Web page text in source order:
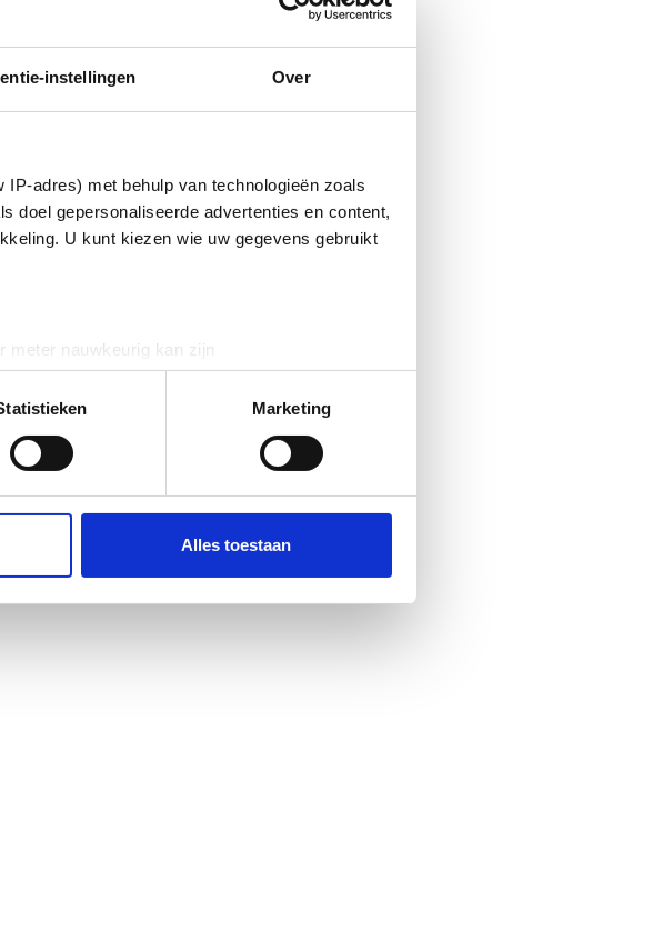
instellingen Over
adres) met behulp van technologieën zoals
doel gepersonaliseerde advertenties en content,
U kunt kiezen wie uw gegevens gebruikt
meter nauwkeurig kan zijn
(fingerprinting)
voorkeuren in het
detailgedeeltein. U kunt uw
onze site met onze partners voor social
met andere informatie die u aan ze heeft
Marketing
Alles toestaan